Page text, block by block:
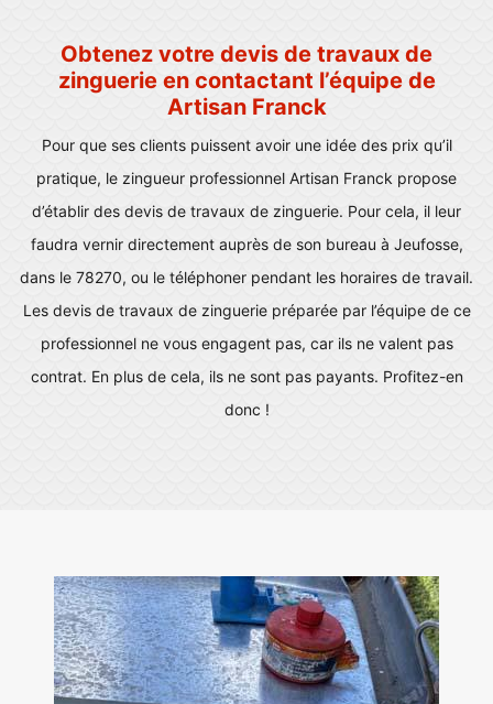
Obtenez votre devis de travaux de
zinguerie en contactant l’équipe de
Artisan Franck
Pour que ses clients puissent avoir une idée des prix qu’il
pratique, le zingueur professionnel Artisan Franck propose
d’établir des devis de travaux de zinguerie. Pour cela, il leur
faudra vernir directement auprès de son bureau à Jeufosse,
dans le 78270, ou le téléphoner pendant les horaires de travail.
Les devis de travaux de zinguerie préparée par l’équipe de ce
professionnel ne vous engagent pas, car ils ne valent pas
contrat. En plus de cela, ils ne sont pas payants. Profitez-en
donc !